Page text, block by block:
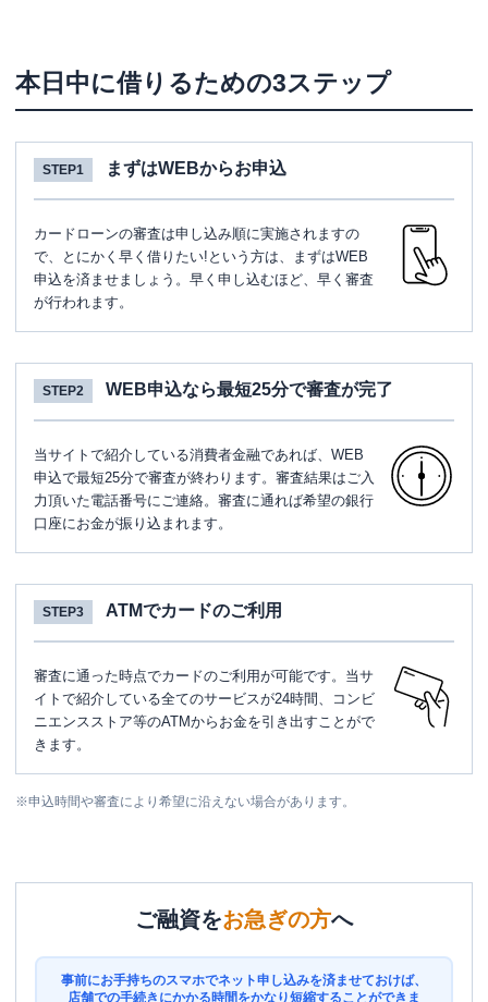
本日中に借りるための3ステップ
STEP1 まずはWEBからお申込
カードローンの審査は申し込み順に実施されますの
で、とにかく早く借りたい!という方は、まずはWEB
申込を済ませましょう。早く申し込むほど、早く審査
が行われます。
STEP2 WEB申込なら最短25分で審査が完了
当サイトで紹介している消費者金融であれば、WEB
申込で最短25分で審査が終わります。審査結果はご入
力頂いた電話番号にご連絡。審査に通れば希望の銀行
口座にお金が振り込まれます。
STEP3 ATMでカードのご利用
審査に通った時点でカードのご利用が可能です。当サ
イトで紹介している全てのサービスが24時間、コンビ
ニエンスストア等のATMからお金を引き出すことがで
きます。
※申込時間や審査により希望に沿えない場合があります。
ご融資をお急ぎの方へ
事前にお手持ちのスマホでネット申し込みを済ませておけば、
店舗での手続きにかかる時間をかなり短縮することができま